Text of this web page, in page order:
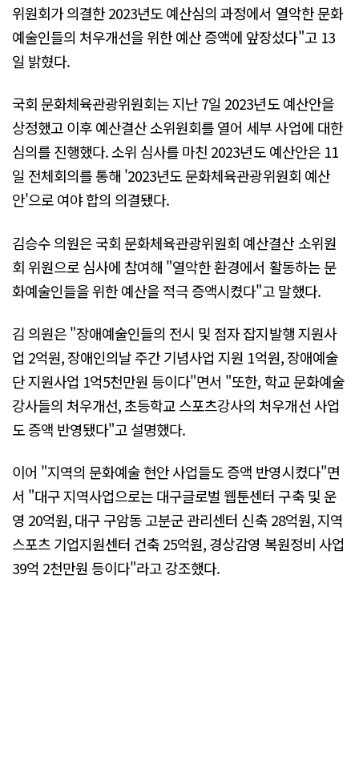
위원회가 의결한 2023년도 예산심의 과정에서 열악한 문화
예술인들의 처우개선을 위한 예산 증액에 앞장섰다"고 13
일 밝혔다.
국회 문화체육관광위원회는 지난 7일 2023년도 예산안을
상정했고 이후 예산결산 소위원회를 열어 세부 사업에 대한
심의를 진행했다. 소위 심사를 마친 2023년도 예산안은 11
일 전체회의를 통해 '2023년도 문화체육관광위원회 예산
안'으로 여야 합의 의결됐다.
김승수 의원은 국회 문화체육관광위원회 예산결산 소위원
회 위원으로 심사에 참여해 "열악한 환경에서 활동하는 문
화예술인들을 위한 예산을 적극 증액시켰다"고 말했다.
김 의원은 "장애예술인들의 전시 및 점자 잡지발행 지원사
업 2억원, 장애인의날 주간 기념사업 지원 1억원, 장애예술
단 지원사업 1억5천만원 등이다"면서 "또한, 학교 문화예술
강사들의 처우개선, 초등학교 스포츠강사의 처우개선 사업
도 증액 반영됐다"고 설명했다.
이어 "지역의 문화예술 현안 사업들도 증액 반영시켰다"면
서 "대구 지역사업으로는 대구글로벌 웹툰센터 구축 및 운
영 20억원, 대구 구암동 고분군 관리센터 신축 28억원, 지역
스포츠 기업지원센터 건축 25억원, 경상감영 복원정비 사업
39억 2천만원 등이다"라고 강조했다.